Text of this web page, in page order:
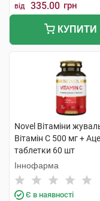
від 335.00 грн
КУПИТИ
Novel Вітаміни
Вітамін C 500 мг +
таблетки 60 шт
Іннофарма
Є в наявності